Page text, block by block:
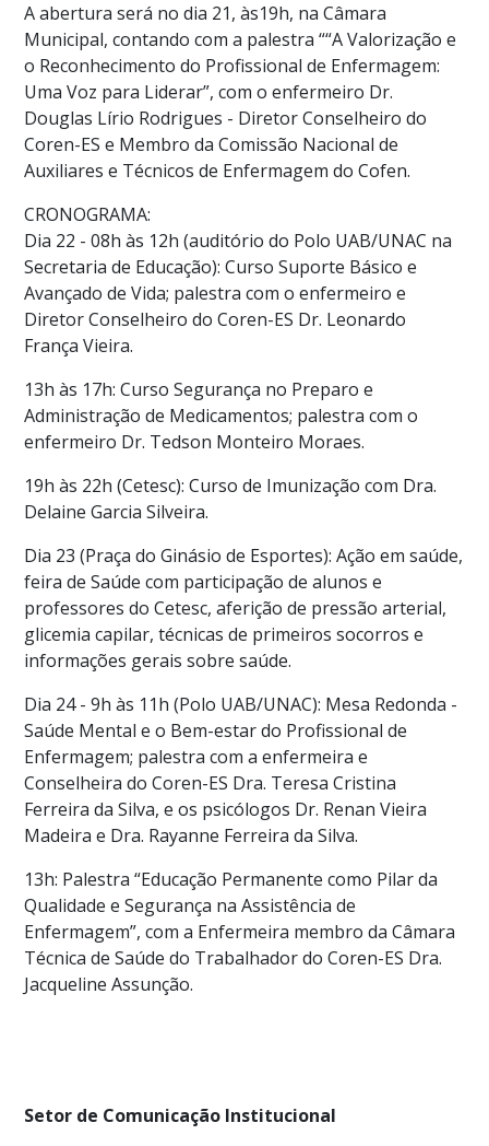
A abertura será no dia 21, às19h, na Câmara
Municipal, contando com a palestra ““A Valorização e
o Reconhecimento do Profissional de Enfermagem:
Uma Voz para Liderar”, com o enfermeiro Dr.
Douglas Lírio Rodrigues - Diretor Conselheiro do
Coren-ES e Membro da Comissão Nacional de
Auxiliares e Técnicos de Enfermagem do Cofen.
CRONOGRAMA:
Dia 22 - 08h às 12h (auditório do Polo UAB/UNAC na
Secretaria de Educação): Curso Suporte Básico e
Avançado de Vida; palestra com o enfermeiro e
Diretor Conselheiro do Coren-ES Dr. Leonardo
França Vieira.
13h às 17h: Curso Segurança no Preparo e
Administração de Medicamentos; palestra com o
enfermeiro Dr. Tedson Monteiro Moraes.
19h às 22h (Cetesc): Curso de Imunização com Dra.
Delaine Garcia Silveira.
Dia 23 (Praça do Ginásio de Esportes): Ação em saúde,
feira de Saúde com participação de alunos e
professores do Cetesc, aferição de pressão arterial,
glicemia capilar, técnicas de primeiros socorros e
informações gerais sobre saúde.
Dia 24 - 9h às 11h (Polo UAB/UNAC): Mesa Redonda -
Saúde Mental e o Bem-estar do Profissional de
Enfermagem; palestra com a enfermeira e
Conselheira do Coren-ES Dra. Teresa Cristina
Ferreira da Silva, e os psicólogos Dr. Renan Vieira
Madeira e Dra. Rayanne Ferreira da Silva.
13h: Palestra “Educação Permanente como Pilar da
Qualidade e Segurança na Assistência de
Enfermagem”, com a Enfermeira membro da Câmara
Técnica de Saúde do Trabalhador do Coren-ES Dra.
Jacqueline Assunção.
Setor de Comunicação Institucional